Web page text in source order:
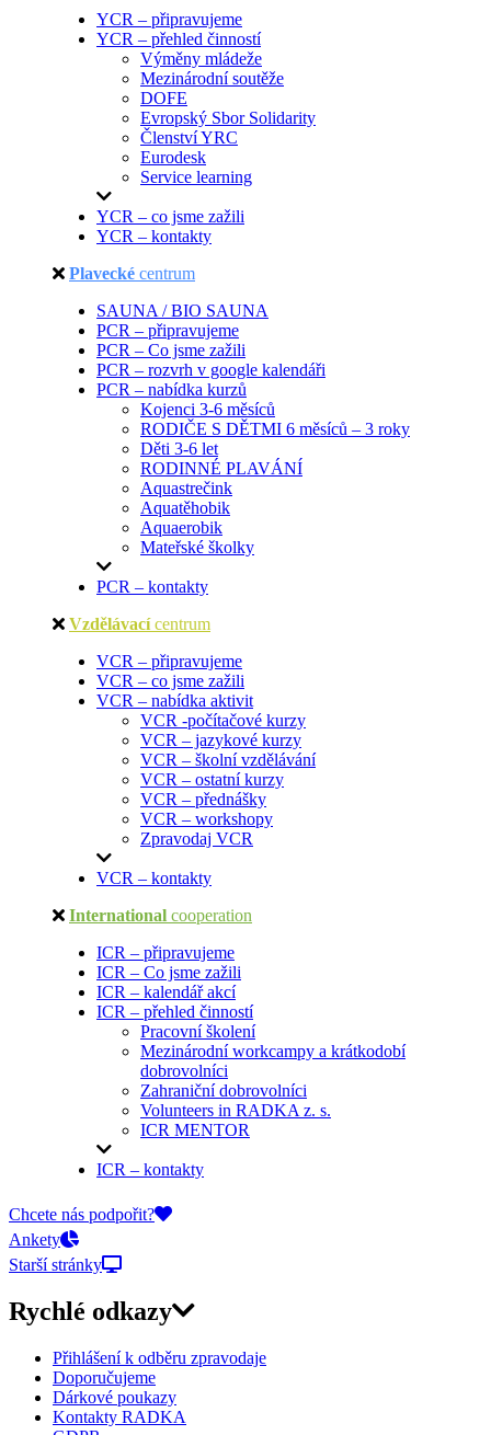
YCR – připravujeme
YCR – přehled činností
Výměny mládeže
Mezinárodní soutěže
DOFE
Evropský Sbor Solidarity
Členství YRC
Eurodesk
Service learning
YCR – co jsme zažili
YCR – kontakty
Plavecké centrum
SAUNA / BIO SAUNA
PCR – připravujeme
PCR – Co jsme zažili
PCR – rozvrh v google kalendáři
PCR – nabídka kurzů
Kojenci 3-6 měsíců
RODIČE S DĚTMI 6 měsíců – 3 roky
Děti 3-6 let
RODINNÉ PLAVÁNÍ
Aquastrečink
Aquatěhobik
Aquaerobik
Mateřské školky
PCR – kontakty
Vzdělávací centrum
VCR – připravujeme
VCR – co jsme zažili
VCR – nabídka aktivit
VCR -počítačové kurzy
VCR – jazykové kurzy
VCR – školní vzdělávání
VCR – ostatní kurzy
VCR – přednášky
VCR – workshopy
Zpravodaj VCR
VCR – kontakty
International cooperation
ICR – připravujeme
ICR – Co jsme zažili
ICR – kalendář akcí
ICR – přehled činností
Pracovní školení
Mezinárodní workcampy a krátkodobí
dobrovolníci
Zahraniční dobrovolníci
Volunteers in RADKA z. s.
ICR MENTOR
ICR – kontakty
On-line přihlášky
Chcete nás podpořit?
Ankety
Starší stránky
Rychlé odkazy
Přihlášení k odběru zpravodaje
Doporučujeme
Dárkové poukazy
Kontakty RADKA